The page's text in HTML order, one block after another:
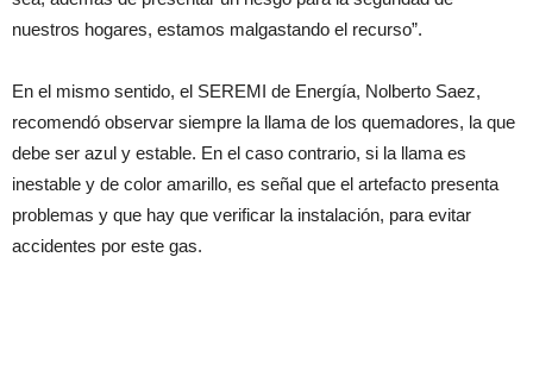
nuestros hogares, estamos malgastando el recurso”.
En el mismo sentido, el SEREMI de Energía, Nolberto Saez,
recomendó observar siempre la llama de los quemadores, la que
debe ser azul y estable. En el caso contrario, si la llama es
inestable y de color amarillo, es señal que el artefacto presenta
problemas y que hay que verificar la instalación, para evitar
accidentes por este gas.